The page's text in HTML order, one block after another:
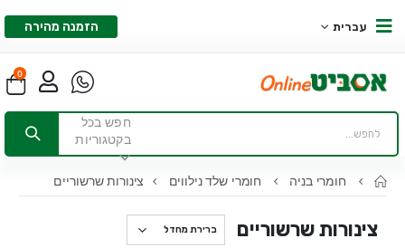
עברית הזמנה מהירה
0
חפש בכל
בקטגוריות
חומרי בניה חומרי שלד נילווים צינורות שרשוריים
צינורות שרשוריים